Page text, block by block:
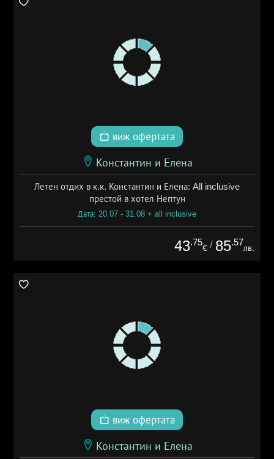
виж офертата
Константин и Елена
Летен отдих в к.к. Константин и Елена: All inclusive
престой в хотел Нептун
Дата: 20.07 - 31.08 + all inclusive
43.75
€ / 85.57
лв.
виж офертата
Константин и Елена